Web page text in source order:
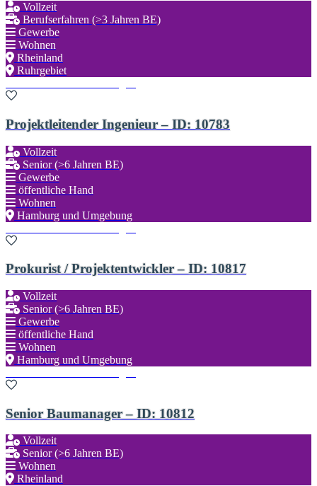
Vollzeit
Berufserfahren (>3 Jahren BE)
Gewerbe
Wohnen
Rheinland
Ruhrgebiet
Projektleitender Ingenieur – ID: 10783
Vollzeit
Senior (>6 Jahren BE)
Gewerbe
öffentliche Hand
Wohnen
Hamburg und Umgebung
Prokurist / Projektentwickler – ID: 10817
Vollzeit
Senior (>6 Jahren BE)
Gewerbe
öffentliche Hand
Wohnen
Hamburg und Umgebung
Senior Baumanager – ID: 10812
Vollzeit
Senior (>6 Jahren BE)
Wohnen
Rheinland